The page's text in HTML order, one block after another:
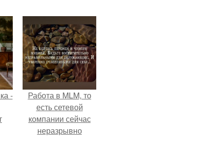
-
Работа в MLM, то
есть сетевой
компании сейчас
неразрывно